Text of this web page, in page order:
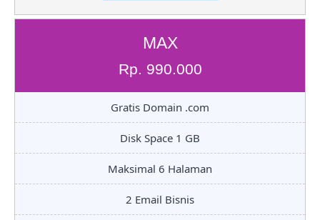
MAX
Rp. 990.000
Gratis Domain .com
Disk Space 1 GB
Maksimal 6 Halaman
2 Email Bisnis